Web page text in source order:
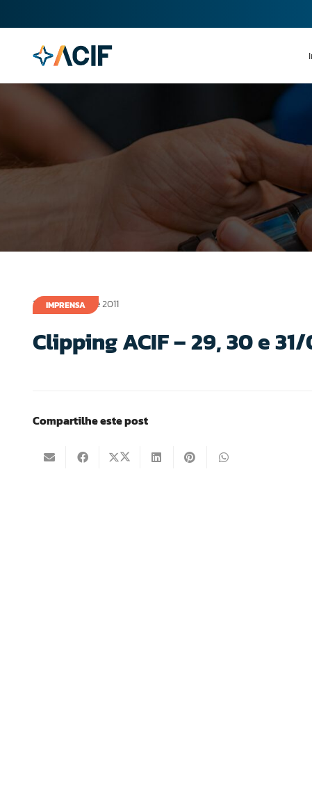
IMPRENSA
1 de fevereiro de 2011
Clipping ACIF – 29, 30 e 31/
Compartilhe este post